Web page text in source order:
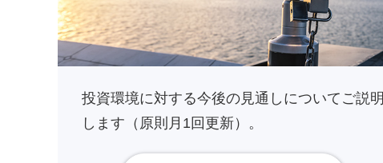
投資環境に対する今後の見通しについてご説明
します（原則月1回更新）。